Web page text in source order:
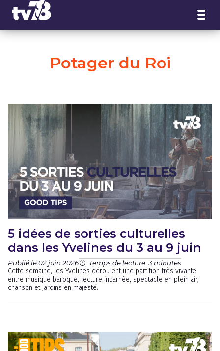
Potager du Roi
5 idées de sorties culturelles
dans les Yvelines du 3 au 9 juin
Publié le 02 juin 2026 Temps de lecture: 3 minutes
Cette semaine, les Yvelines déroulent une partition très vivante
entre musique baroque, lecture incarnée, spectacle en plein air,
chanson et jardins en majesté.
Panneau de gestion des cookies